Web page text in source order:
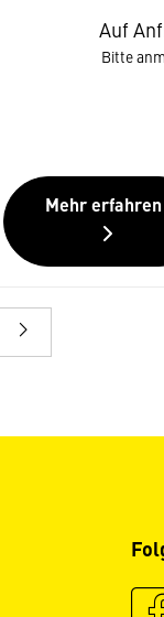
Auf
Bitte
Mehr erfahren